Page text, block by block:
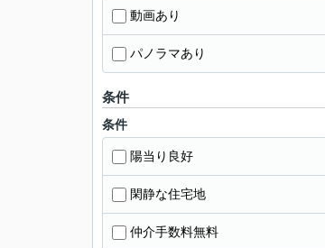
動画あり
パノラマあり
条件
条件
陽当り良好
閑静な住宅地
仲介手数料無料